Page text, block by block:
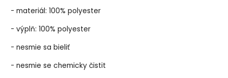
- materiál: 100% polyester
- výplň: 100% polyester
- nesmie sa bieliť
- nesmie se chemicky čistit